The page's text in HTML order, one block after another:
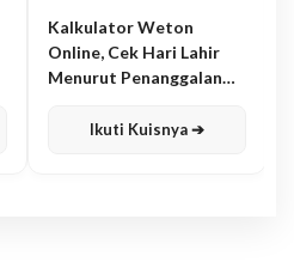
Kalkulator Weton
Online, Cek Hari Lahir
Menurut Penanggalan
Ikuti Kuisnya ➔